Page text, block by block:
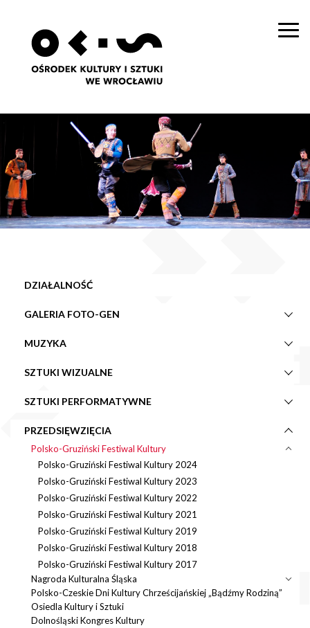
DZIAŁALNOŚĆ
GALERIA FOTO-GEN
MUZYKA
SZTUKI WIZUALNE
SZTUKI PERFORMATYWNE
PRZEDSIĘWZIĘCIA
Polsko-Gruziński Festiwal Kultury
Polsko-Gruziński Festiwal Kultury 2024
Polsko-Gruziński Festiwal Kultury 2023
Polsko-Gruziński Festiwal Kultury 2022
Polsko-Gruziński Festiwal Kultury 2021
Polsko-Gruziński Festiwal Kultury 2019
Polsko-Gruziński Festiwal Kultury 2018
Polsko-Gruziński Festiwal Kultury 2017
Nagroda Kulturalna Śląska
Polsko-Czeskie Dni Kultury Chrześcijańskiej „Bądźmy Rodziną”
Osiedla Kultury i Sztuki
Dolnośląski Kongres Kultury